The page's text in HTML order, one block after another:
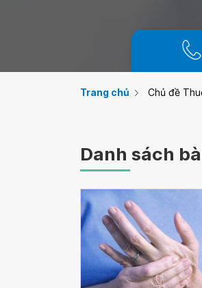
Trang chủ Chủ đề
Danh sách